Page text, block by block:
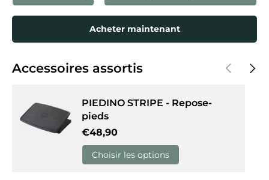
Acheter maintenant
Accessoires assortis Précédent
PIEDINO STRIPE - Repose-
pieds
Prix habituel
€48,90
Choisir les options